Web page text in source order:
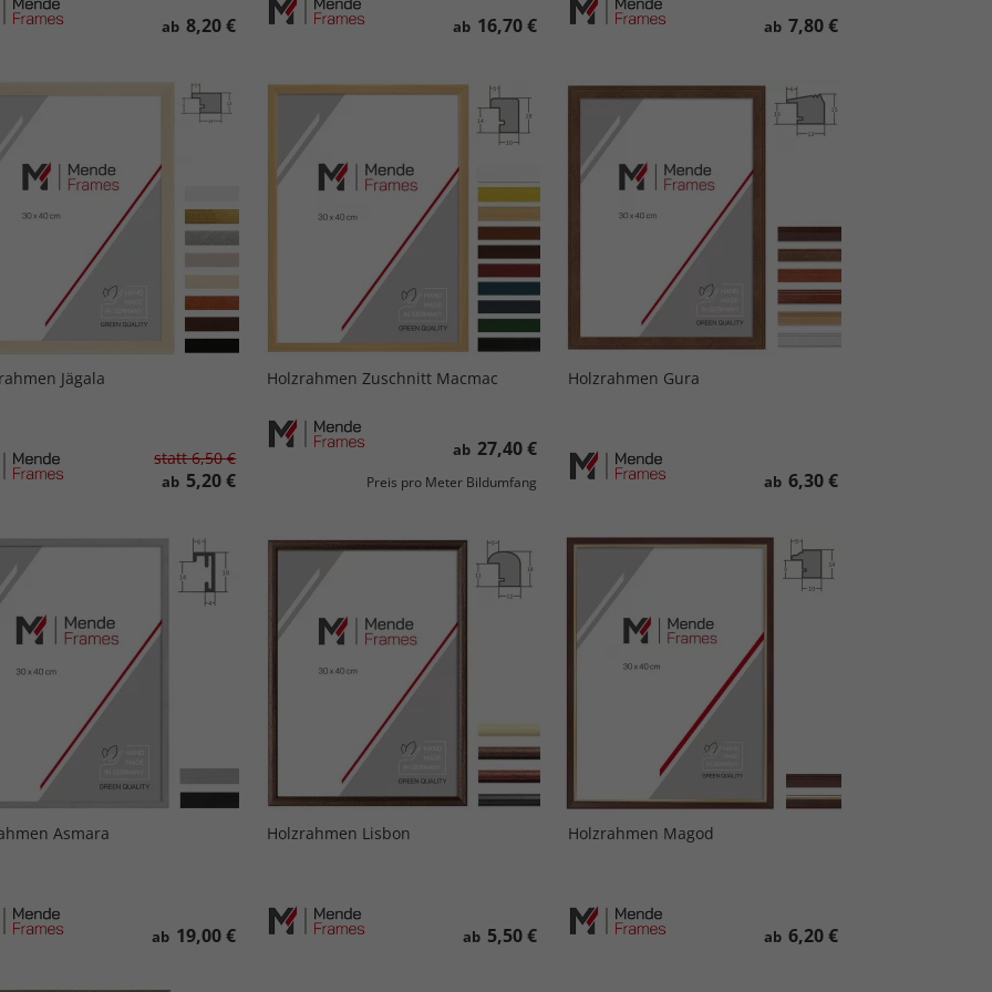
ab 8,20 € ab 16,70 € ab 7,80 €
Jägala
statt6,50 €
ab 5,20 €
Holzrahmen Zuschnitt Macmac
ab 27,40 €
Preis pro Meter Bildumfang
Holzrahmen Gura
ab 6,30 €
Asmara
ab 19,00 €
Holzrahmen Lisbon
ab 5,50 €
Holzrahmen Magod
ab 6,20 €